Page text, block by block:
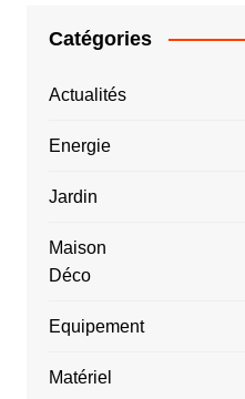
Catégories
Actualités
Energie
Jardin
Maison
Déco
Equipement
Matériel